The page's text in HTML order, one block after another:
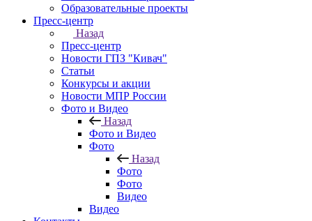
Образовательные проекты
Пресс-центр
Назад
Пресс-центр
Новости ГПЗ "Кивач"
Статьи
Конкурсы и акции
Новости МПР России
Фото и Видео
Назад
Фото и Видео
Фото
Назад
Фото
Фото
Видео
Видео